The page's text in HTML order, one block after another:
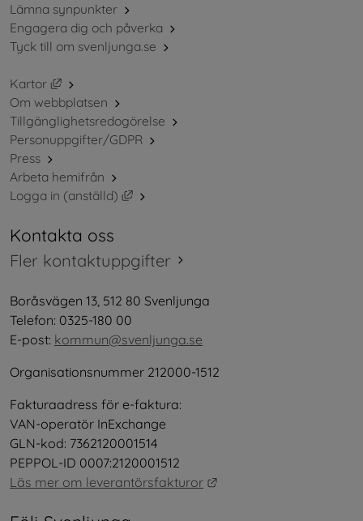
Lämna synpunkter
Engagera dig och påverka
Tyck till om svenljunga.se
Kartor
Länk till annan webbplats, öppnas i nytt fönster.
Om webbplatsen
Tillgänglighetsredogörelse
Personuppgifter/GDPR
Press
Arbeta hemifrån
Logga in (anställd)
Länk till annan webbplats, öppnas i nytt
Kontakta oss
Fler kontaktuppgifter
Boråsvägen 13, 512 80 Svenljunga
Telefon: 0325-180 00
E-post: kommun@svenljunga.se
Organisationsnummer 212000-1512
Fakturaadress för e-faktura:
VAN-operatör InExchange
GLN-kod: 7362120001514
PEPPOL-ID 0007:2120001512
Läs mer om leverantörsfakturor